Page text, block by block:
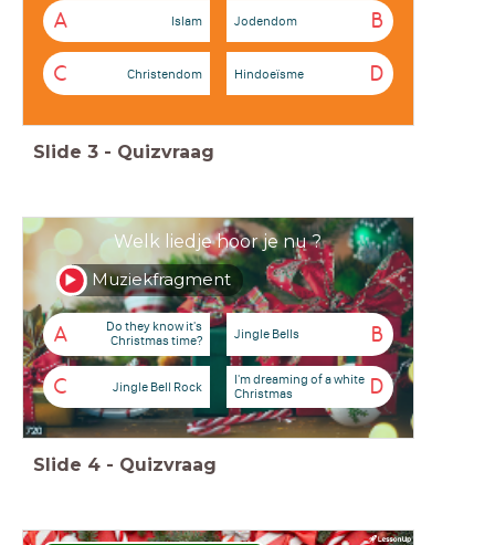
A Islam B
Jodendom
C Christendom D
Hindoeïsme
Slide 3 - Quizvraag
Welk liedje hoor je nu ?
Muziekfragment
A
Do they know it's
Christmas time?
B
Jingle Bells
C Jingle Bell Rock D
I'm dreaming of a white
Christmas
Slide 4 - Quizvraag